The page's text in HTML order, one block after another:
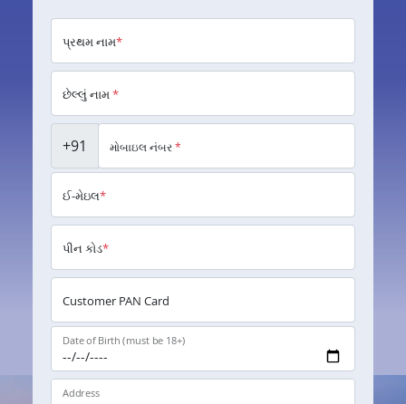
પ્રથમ નામ*
છેલ્લું નામ*
+91 મોબાઇલ નંબર*
ઈ-મેઇલ*
પીન કોડ*
Customer PAN Card
Date of Birth (must be 18+)
Address